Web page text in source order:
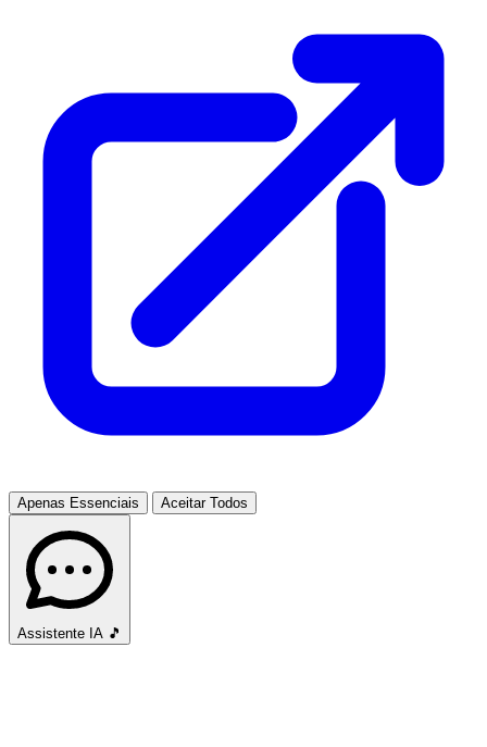
Apenas Essenciais Aceitar Todos
Assistente IA 🎵